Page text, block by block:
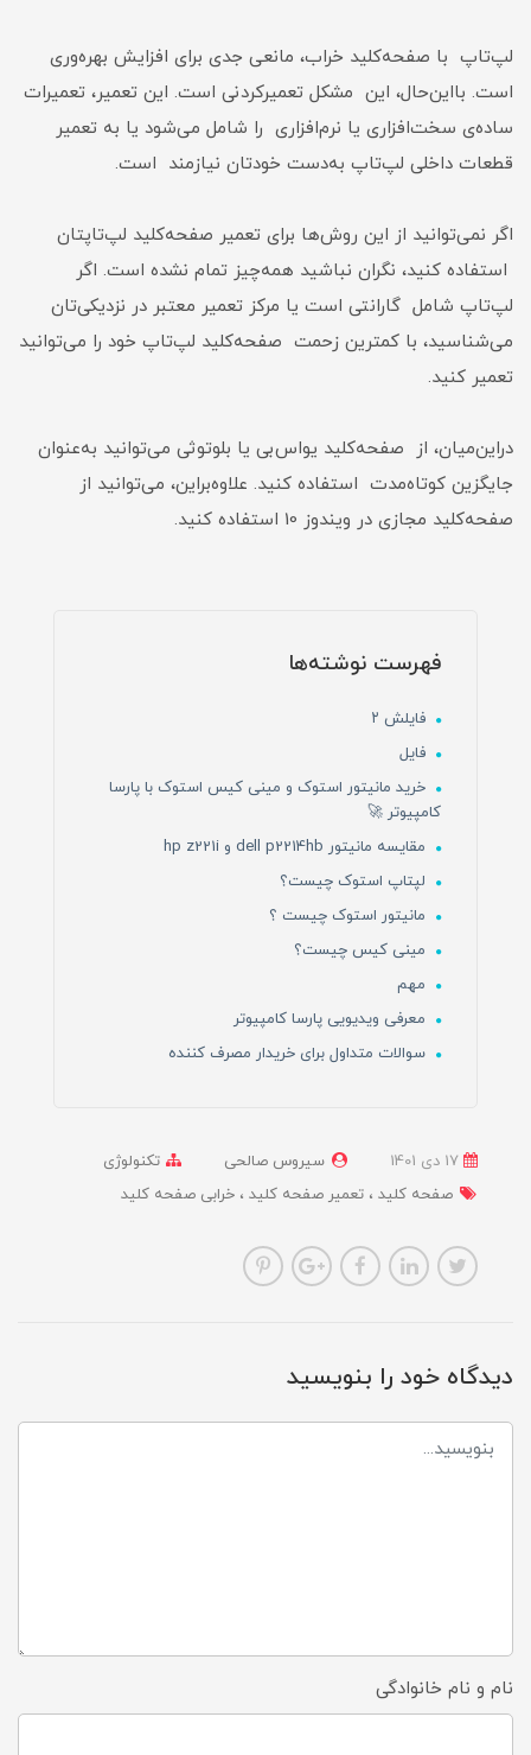
لپ‌تاپ با صفحه‌کلید خراب، مانعی جدی برای افزایش بهره‌وری
است. بااین‌حال، این مشکل تعمیرکردنی است. این تعمیر، تعمیرات
ساده‌ی سخت‌افزاری یا نرم‌افزاری را شامل می‌شود یا به تعمیر
قطعات داخلی لپ‌تاپ به‌دست خودتان نیاز‌مند است.
اگر نمی‌توانید از این روش‌ها برای تعمیر صفحه‌کلید لپ‌تاپتان
استفاده کنید، نگران نباشید همه‌چیز تمام نشده است. اگر
لپ‌تاپ شامل گارانتی است یا مرکز تعمیر معتبر در نزدیکی‌تان
می‌شناسید، با کمترین زحمت صفحه‌کلید لپ‌تاپ خود را می‌توانید
تعمیر کنید.
دراین‌میان، از صفحه‌کلید یو‌اس‌بی یا بلوتوثی می‌توانید به‌عنوان
جایگزین کوتاه‌مدت استفاده کنید. علاوه‌براین، می‌توانید از
صفحه‌کلید مجازی در ویندوز 10 استفاده کنید.
فهرست نوشته‌ها
فایلش ۲
فایل
خرید مانیتور استوک و مینی کیس استوک با پارسا
کامپیوتر 🚀
مقایسه مانیتور dell p2214hb و hp z221i
لپتاپ استوک چیست؟
مانیتور استوک چیست ؟
مینی کیس چیست؟
مهم
معرفی ویدیویی پارسا کامپیوتر
سوالات متداول برای خریدار مصرف کننده
سیروس صالحی
تکنولوژی
صفحه کلید
تعمیر صفحه کلید خرابی صفحه کلید
دیدگاه خود را بنویسید
نام و نام خانوادگی